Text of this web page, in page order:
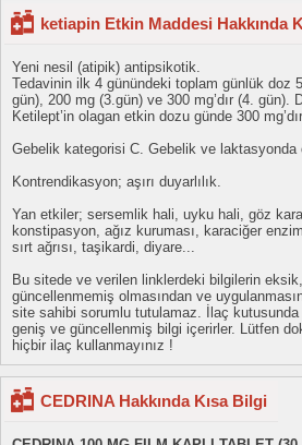
ketiapin Etkin Maddesi Hakkında
Yeni nesil (atipik) antipsikotik.
Tedavinin ilk 4 günündeki toplam günlük doz
gün), 200 mg (3.gün) ve 300 mg’dır (4. gün).
Ketilept’in olagan etkin dozu günde 300
Gebelik kategorisi C. Gebelik ve laktasyonda
Kontrendikasyon; aşırı duyarlılık.
Yan etkiler; sersemlik hali, uyku hali, göz
konstipasyon, ağız kuruması, karaciğer
sırt ağrısı, taşikardi, diyare...
Bu sitede ve verilen linklerdeki bilgilerin
güncellenmemiş olmasından ve
site sahibi sorumlu tutulamaz. İlaç
geniş ve güncellenmiş bilgi içerirler. Lütfen
hiçbir ilaç kullanmayınız !
CEDRINA Hakkında Kısa Bilgi